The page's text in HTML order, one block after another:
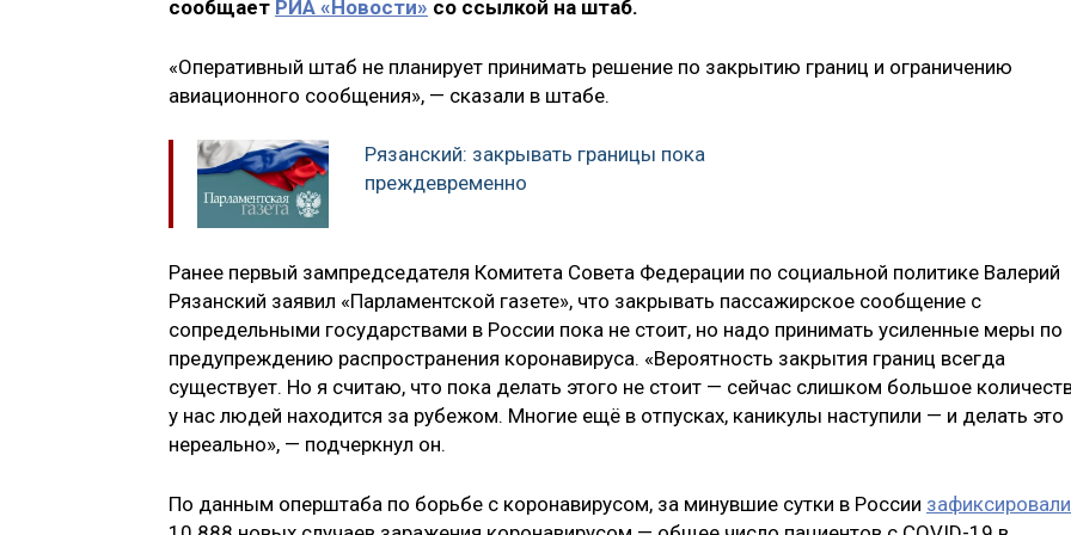
сообщает РИА «Новости» со ссылкой на штаб.
«Оперативный штаб не планирует принимать решение по закрытию границ и ограничению
авиационного сообщения», — сказали в штабе.
Рязанский: закрывать границы пока
преждевременно
Ранее первый зампредседателя Комитета Совета Федерации по социальной политике Валерий
Рязанский заявил «Парламентской газете», что закрывать пассажирское сообщение с
сопредельными государствами в России пока не стоит, но надо принимать усиленные меры по
предупреждению распространения коронавируса. «Вероятность закрытия границ всегда
существует. Но я считаю, что пока делать этого не стоит — сейчас слишком большое
у нас людей находится за рубежом. Многие ещё в отпусках, каникулы наступили — и делать это
нереально», — подчеркнул он.
По данным оперштаба по борьбе с коронавирусом, за минувшие сутки в России зафиксировали